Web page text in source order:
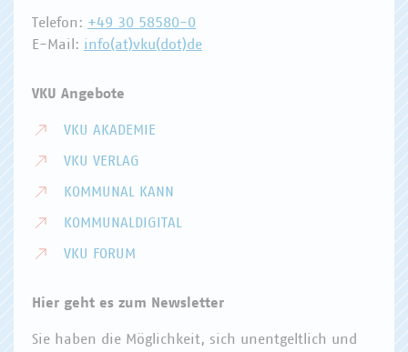
Telefon: +49 30 58580-0
E-Mail: info(at)vku(dot)de
VKU Angebote
VKU AKADEMIE
VKU VERLAG
KOMMUNAL KANN
KOMMUNALDIGITAL
VKU FORUM
Hier geht es zum Newsletter
Sie haben die Möglichkeit, sich unentgeltlich und